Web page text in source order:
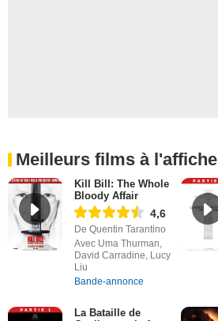
Meilleurs films à l'affiche
Kill Bill: The Whole
Bloody Affair
4,6
De Quentin Tarantino
Avec Uma Thurman,
David Carradine, Lucy
Liu
Bande-annonce
La Bataille de